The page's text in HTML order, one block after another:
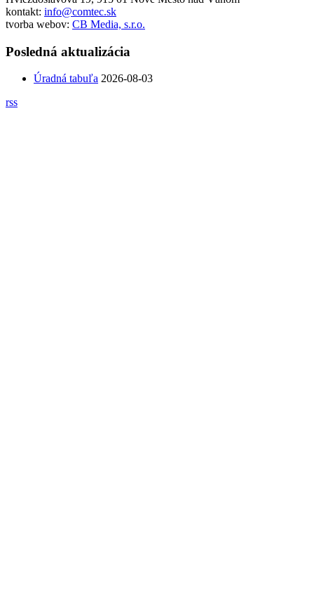
kontakt: info@comtec.sk
tvorba webov: CB Media, s.r.o.
Posledná aktualizácia
Úradná tabuľa 2026-08-03
rss